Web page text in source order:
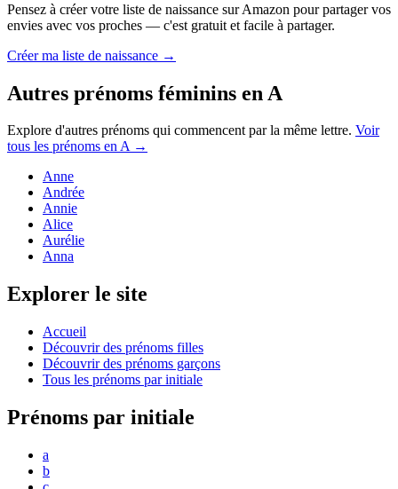
Pensez à créer votre liste de naissance sur Amazon pour partager vos
envies avec vos proches — c'est gratuit et facile à partager.
Créer ma liste de naissance →
Autres prénoms féminins en A
Explore d'autres prénoms qui commencent par la même lettre. Voir
tous les prénoms enA→
Anne
Andrée
Annie
Alice
Aurélie
Anna
Explorer le site
Accueil
Découvrir des prénoms filles
Découvrir des prénoms garçons
Tous les prénoms par initiale
Prénoms par initiale
a
b